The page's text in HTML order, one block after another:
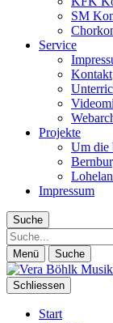
SM
Service
Kontakt
Projekte
Um die
Impressum
Suche
Suche
Menü Suche
Schliessen
Start